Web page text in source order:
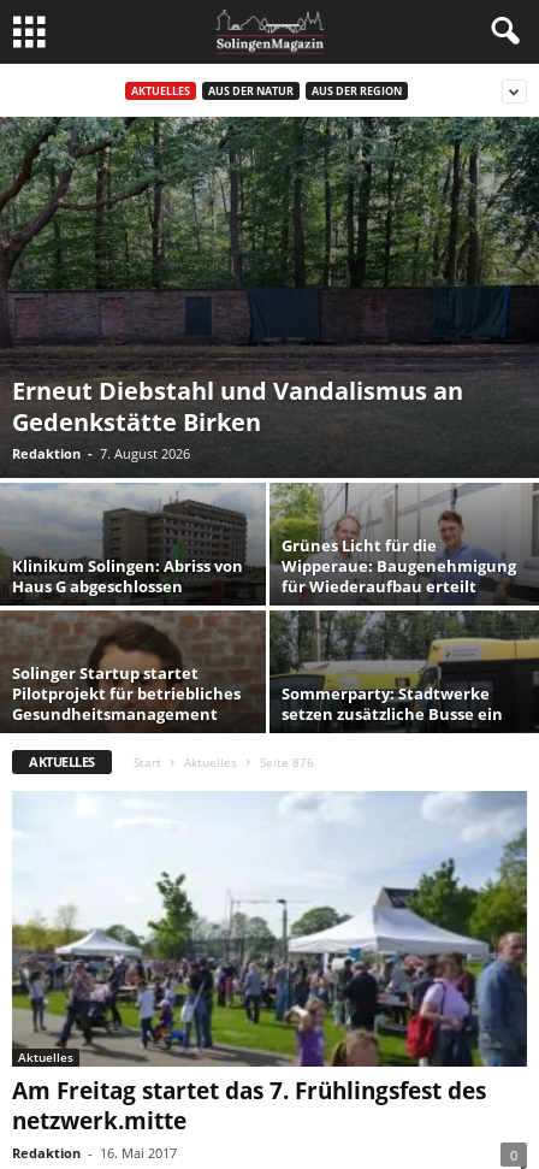
AKTUELLES AUS DER NATUR AUS DER REGION
Erneut Diebstahl und Vandalismus an
Gedenkstätte Birken
Redaktion - 7. August 2026
Klinikum Solingen: Abriss von
Haus G abgeschlossen
Grünes Licht für die
Wipperaue: Baugenehmigung
für Wiederaufbau erteilt
Solinger Startup startet
Pilotprojekt für betriebliches
Gesundheitsmanagement
Sommerparty: Stadtwerke
setzen zusätzliche Busse ein
AKTUELLES Start Aktuelles Seite 876
Aktuelles
Am Freitag startet das 7. Frühlingsfest des
netzwerk.mitte
Redaktion - 16. Mai 2017 0